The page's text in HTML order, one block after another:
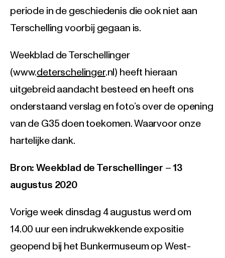
periode in de geschiedenis die ook niet aan
Terschelling voorbij gegaan is.
Weekblad de Terschellinger
(www.deterschelinger.nl) heeft hieraan
uitgebreid aandacht besteed en heeft ons
onderstaand verslag en foto’s over de opening
van de G35 doen toekomen. Waarvoor onze
hartelijke dank.
Bron: Weekblad de Terschellinger –13
augustus 2020
Vorige week dinsdag 4 augustus werd om
14.00 uur een indrukwekkende expositie
geopend bij het Bunkermuseum op West-